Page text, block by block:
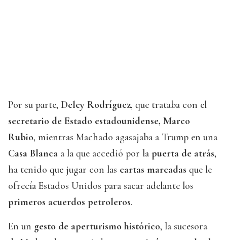
Por su parte, Delcy Rodríguez, que trataba con el
secretario de Estado estadounidense, Marco
Rubio, mientras Machado agasajaba a Trump en una
Casa Blanca a la que accedió por la puerta de atrás,
ha tenido que jugar con las cartas marcadas que le
ofrecía Estados Unidos para sacar adelante los
primeros acuerdos petroleros.
En un gesto de aperturismo histórico, la sucesora